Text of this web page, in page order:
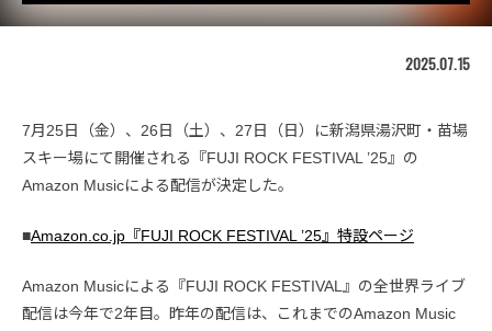
2025.07.15
7月25日（金）、26日（土）、27日（日）に新潟県湯沢町・苗場
スキー場にて開催される『FUJI ROCK FESTIVAL ’25』の
Amazon Musicによる配信が決定した。
■Amazon.co.jp『FUJI ROCK FESTIVAL ’25』特設ページ
Amazon Musicによる『FUJI ROCK FESTIVAL』の全世界ライブ
配信は今年で2年目。昨年の配信は、これまでのAmazon Music